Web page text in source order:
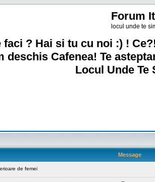
Forum
locul unde te
faci ? Hai si tu cu noi :) !
deschis Cafenea! Te
Locul Unde Te
Message
de femei